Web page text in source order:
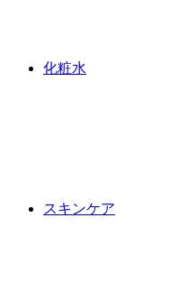
化粧水
スキンケア